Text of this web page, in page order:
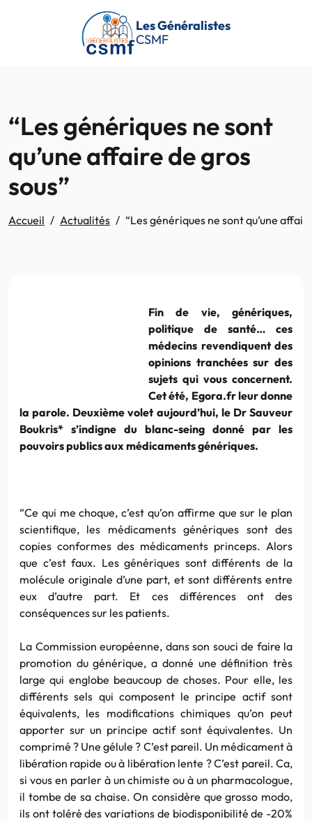
Passer au contenu principal
Les Généralistes
CSMF
“Les génériques ne sont
qu’une affaire de gros
sous”
Accueil Actualités “Les génériques ne sont qu’une
Fin de vie, génériques,
politique de santé… ces
médecins revendiquent des
opinions tranchées sur des
sujets qui vous concernent.
Cet été, Egora.fr leur donne
la parole. Deuxième volet aujourd’hui, le Dr Sauveur
Boukris* s’indigne du blanc-seing donné par les
pouvoirs publics aux médicaments génériques.
“Ce qui me choque, c’est qu’on affirme que sur le plan
scientifique, les médicaments génériques sont des
copies conformes des médicaments princeps. Alors
que c’est faux. Les génériques sont différents de la
molécule originale d’une part, et sont différents entre
eux d’autre part. Et ces différences ont des
conséquences sur les patients.
La Commission européenne, dans son souci de faire la
promotion du générique, a donné une définition très
large qui englobe beaucoup de choses. Pour elle, les
différents sels qui composent le principe actif sont
équivalents, les modifications chimiques qu’on peut
apporter sur un principe actif sont équivalentes. Un
comprimé ? Une gélule ? C’est pareil. Un médicament à
libération rapide ou à libération lente ? C’est pareil. Ca,
si vous en parler à un chimiste ou à un pharmacologue,
il tombe de sa chaise. On considère que grosso modo,
ils ont toléré des variations de biodisponibilité de -20%